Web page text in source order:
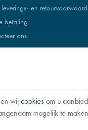
en
betaling
ons
wijcookiesom u
mogelijk te